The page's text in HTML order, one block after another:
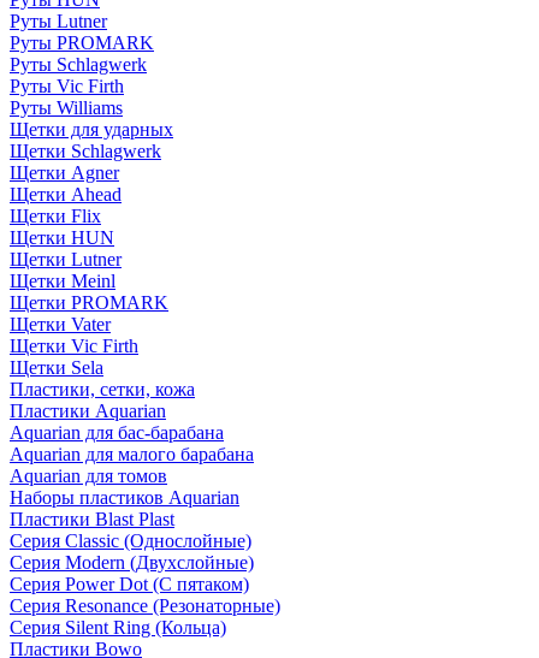
Руты Lutner
Руты PROMARK
Руты Schlagwerk
Руты Vic Firth
Руты Williams
Щетки для ударных
Щетки Schlagwerk
Щетки Agner
Щетки Ahead
Щетки Flix
Щетки HUN
Щетки Lutner
Щетки Meinl
Щетки PROMARK
Щетки Vater
Щетки Vic Firth
Щетки Sela
Пластики, сетки, кожа
Пластики Aquarian
Aquarian для бас-барабана
Aquarian для малого барабана
Aquarian для томов
Наборы пластиков Aquarian
Пластики Blast Plast
Серия Classic (Однослойные)
Серия Modern (Двухслойные)
Серия Power Dot (С пятаком)
Серия Resonance (Резонаторные)
Серия Silent Ring (Кольца)
Пластики Bowo